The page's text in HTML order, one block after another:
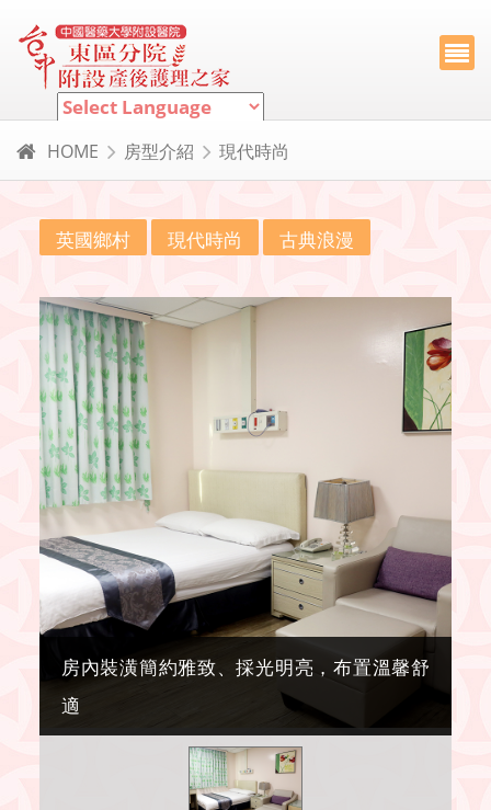
Powered by Translate
HOME 房型介紹 現代時尚
英國鄉村 現代時尚 古典浪漫
房內裝潢簡約雅致、採光明亮，布置溫馨舒
適